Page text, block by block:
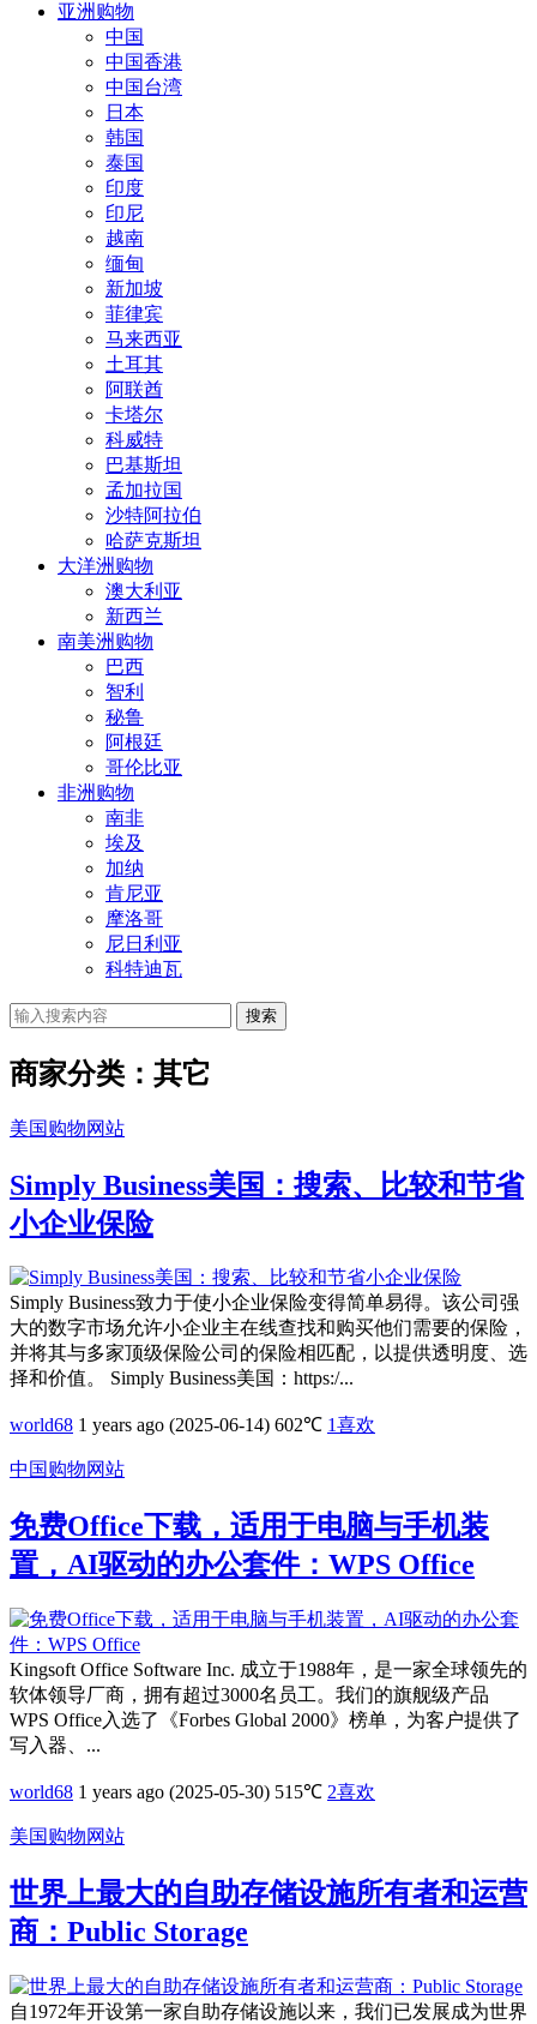
亚洲购物
中国
中国香港
中国台湾
日本
韩国
泰国
印度
印尼
越南
缅甸
新加坡
菲律宾
马来西亚
土耳其
阿联酋
卡塔尔
科威特
巴基斯坦
孟加拉国
沙特阿拉伯
哈萨克斯坦
大洋洲购物
澳大利亚
新西兰
南美洲购物
巴西
智利
秘鲁
阿根廷
哥伦比亚
非洲购物
南非
埃及
加纳
肯尼亚
摩洛哥
尼日利亚
科特迪瓦
搜索
商家分类：其它
美国购物网站
Simply Business美国：搜索、比较和节省
小企业保险
Simply Business致力于使小企业保险变得简单易得。该公司强
大的数字市场允许小企业主在线查找和购买他们需要的保险，
并将其与多家顶级保险公司的保险相匹配，以提供透明度、选
择和价值。 Simply Business美国：https:/...
world68 1 years ago (2025-06-14) 602℃ 1喜欢
中国购物网站
免费Office下载，适用于电脑与手机装
置，AI驱动的办公套件：WPS Office
Kingsoft Office Software Inc. 成立于1988年，是一家全球领先的
软体领导厂商，拥有超过3000名员工。我们的旗舰级产品
WPS Office入选了《Forbes Global 2000》榜单，为客户提供了
写入器、...
world68 1 years ago (2025-05-30) 515℃ 2喜欢
美国购物网站
世界上最大的自助存储设施所有者和运营
商：Public Storage
自1972年开设第一家自助存储设施以来，我们已发展成为世界